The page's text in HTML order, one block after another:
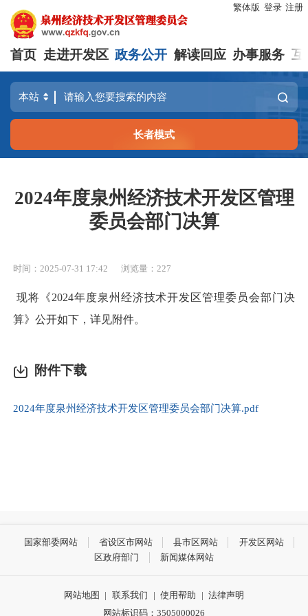
繁体版 登录 注册
首页 走进开发区 政务公开 解读回应 办事服务 互
长者模式
2024年度泉州经济技术开发区管理
委员会部门决算
时间：2025-07-31 17:42 浏览量： 227
现将《2024年度泉州经济技术开发区管理委员会部门决
算》公开如下，详见附件。
附件下载
2024年度泉州经济技术开发区管理委员会部门决算.pdf
国家部委网站 省设区市网站 县市区网站
开发区网站
区政府部门
新闻媒体网站
网站地图 | 联系我们 | 使用帮助 | 法律声明
网站标识码：3505000026